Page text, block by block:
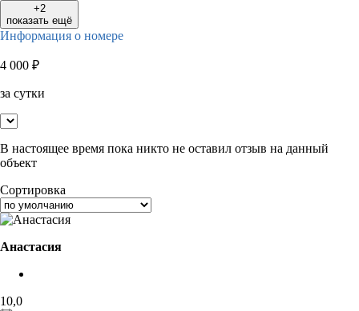
+2
показать ещё
Информация о номере
4 000 ₽
за сутки
В настоящее время пока никто не оставил отзыв на данный
объект
Сортировка
Анастасия
10,0